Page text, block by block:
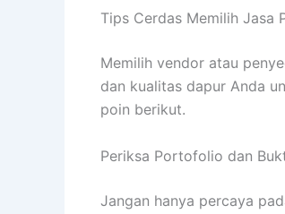
Tips Cerdas Memilih Jasa
Memilih vendor atau
dan kualitas dapur Anda
poin berikut.
Periksa Portofolio dan
Jangan hanya percaya